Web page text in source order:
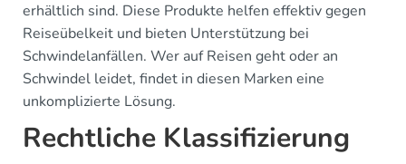
erhältlich sind. Diese Produkte helfen effektiv gegen
Reiseübelkeit und bieten Unterstützung bei
Schwindelanfällen. Wer auf Reisen geht oder an
Schwindel leidet, findet in diesen Marken eine
unkomplizierte Lösung.
Rechtliche Klassifizierung